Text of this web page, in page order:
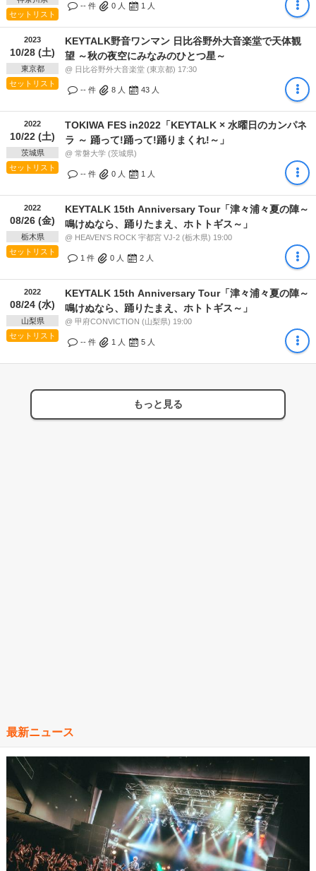
セットリスト
-- 件 0 人 1 人
2023
10/28 (土)
東京都
セットリスト
KEYTALK野音ワンマン 日比谷野外大音楽堂で天体観
望 ～秋の夜空にみなみのひとつ星～
@ 日比谷野外大音楽堂 (東京都) 17:30
-- 件 8 人 43 人
2022
10/22 (土)
茨城県
セットリスト
TOKIWA FES in2022「KEYTALK × 水曜日のカンパネ
ラ ～ 踊って!踊って!踊りまくれ!～」
@ 常磐大学 (茨城県)
-- 件 0 人 1 人
2022
08/26 (金)
栃木県
セットリスト
KEYTALK 15th Anniversary Tour「津々浦々夏の陣～
鳴けぬなら、踊りたまえ、ホトトギス～」
@ HEAVEN'S ROCK 宇都宮 VJ-2 (栃木県) 19:00
1 件 0 人 2 人
2022
08/24 (水)
山梨県
セットリスト
KEYTALK 15th Anniversary Tour「津々浦々夏の陣～
鳴けぬなら、踊りたまえ、ホトトギス～」
@ 甲府CONVICTION (山梨県) 19:00
-- 件 1 人 5 人
もっと見る
最新ニュース